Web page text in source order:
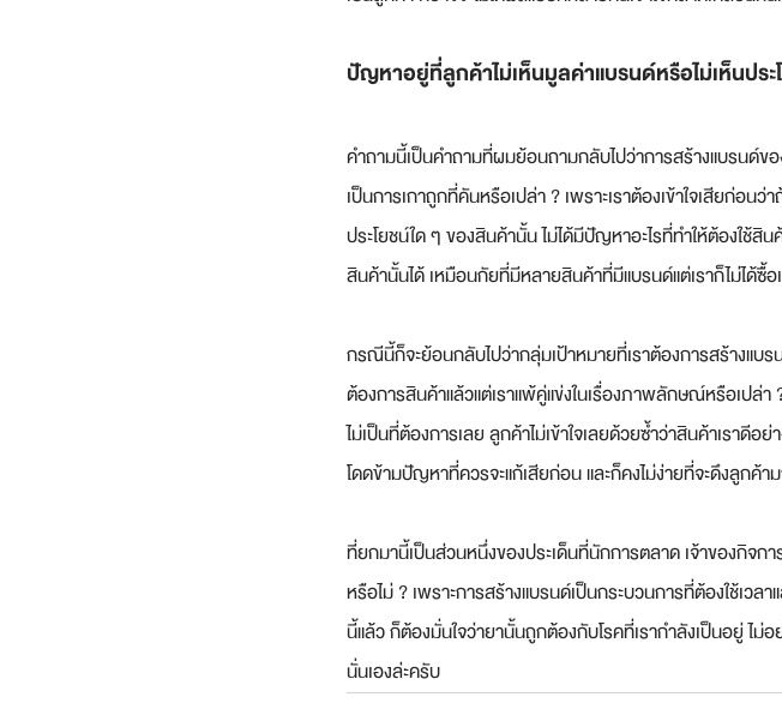
ปัญหาอยู่ที่ลูกค้าไม่เห็นมูลค่าแบรนด์หรือไม่เห็นปร
คำถามนี้เป็นคำถามที่ผมย้อนถามกลับไปว่าการสร้างแบรนด์ข
เป็นการเกาถูกที่คันหรือเปล่า ? เพราะเราต้องเข้าใจเสียก่อน
ประโยชน์ใด ๆ ของสินค้านั้น ไม่ได้มีปัญหาอะไรที่ทำให้ต้องใช้สิ
สินค้านั้นได้ เหมือนกัยที่มีหลายสินค้าที่มีแบรนด์แต่เราก็ไม่ได้ซื้อเ
กรณีนี้ก็จะย้อนกลับไปว่ากลุ่มเป้าหมายที่เราต้องการสร้างแบ
ต้องการสินค้าแล้วแต่เราแพ้คู่แข่งในเรื่องภาพลักษณ์หรือเปล่า
ไม่เป็นที่ต้องการเลย ลูกค้าไม่เข้าใจเลยด้วยซ้ำว่าสินค้าเราดีอ
โดดข้ามปัญหาที่ควรจะแก้เสียก่อน และก็คงไม่ง่ายที่จะดึงลูกค้าม
ที่ยกมานี้เป็นส่วนหนึ่งของประเด็นที่นักการตลาด เจ้าของกิจก
หรือไม่ ? เพราะการสร้างแบรนด์เป็นกระบวนการที่ต้องใช้เว
นี้แล้ว ก็ต้องมั่นใจว่ายานั้นถูกต้องกับโรคที่เรากำลังเป็นอยู่ ไม่
นั่นเองล่ะครับ